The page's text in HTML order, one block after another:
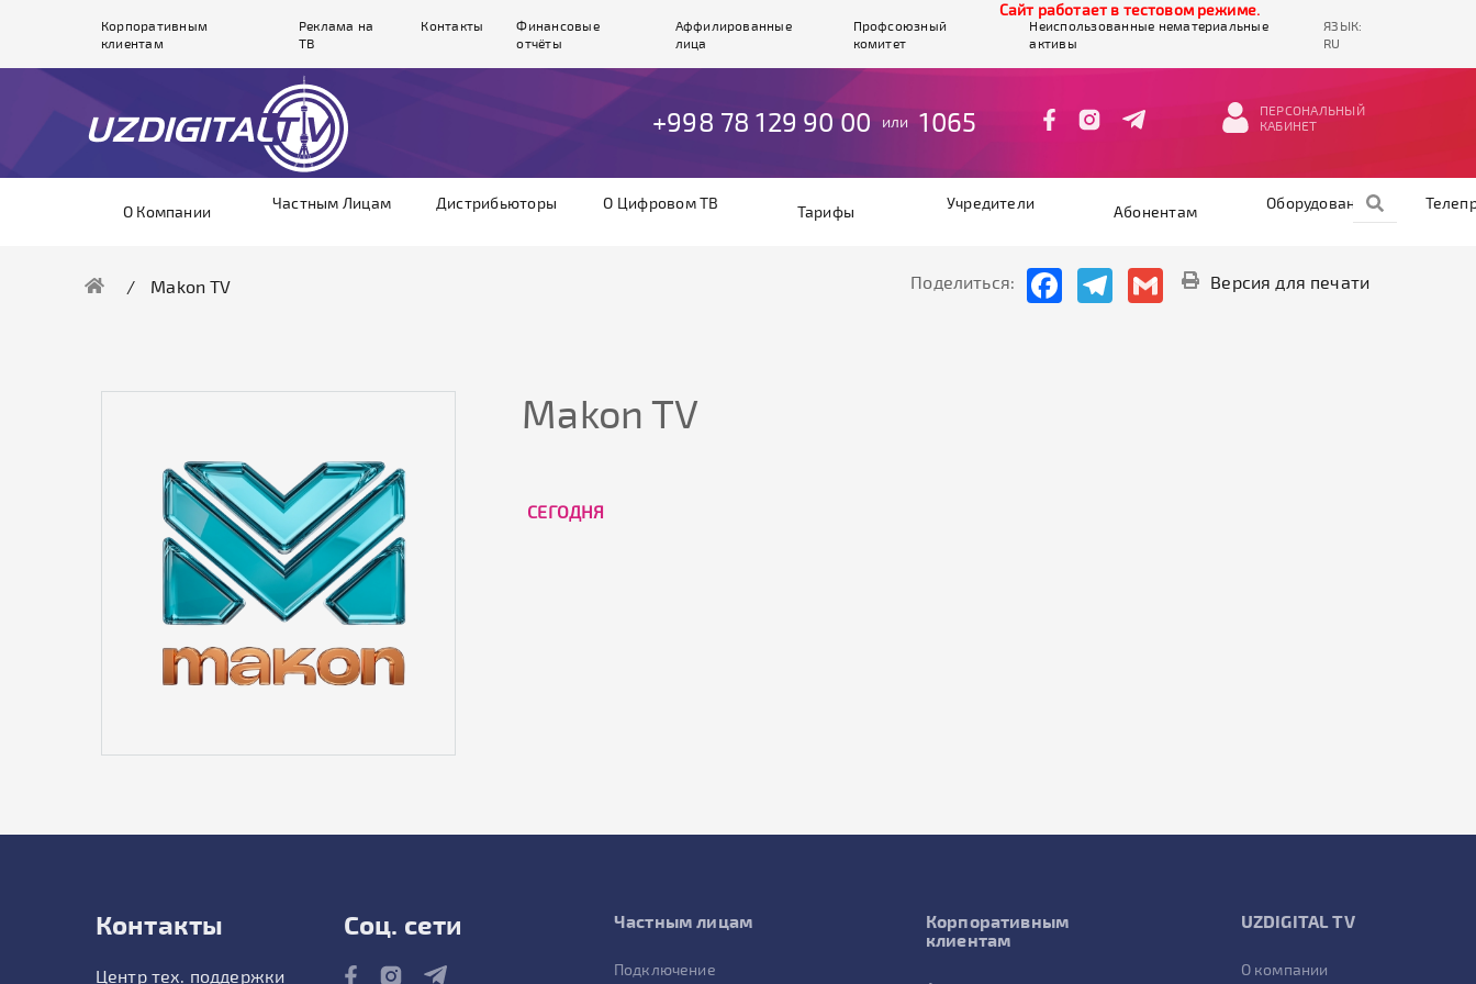
Cайт работает в тестовом режиме.
Корпоративным
клиентам
Реклама на
ТВ
Контакты
Финансовые
отчёты
Аффилированные
лица
Профсоюзный
комитет
Неиспользованные нематериальные
активы
ЯЗЫК:
RU
+998 78 129 90 00 или 1065
ПЕРСОНАЛЬНЫЙ
КАБИНЕТ
О Компании Частным Лицам Дистрибьюторы О Цифровом ТВ Тарифы Учредители Абонентам Оборудование
Makon TV Поделиться: FacebookTelegramGmail Версия для печати
Makon TV
CЕГОДНЯ
Контакты
Центр тех. поддержки
Соц. сети Частным лицам
Подключение
Корпоративным
клиентам
UZDIGITAL TV
О компании